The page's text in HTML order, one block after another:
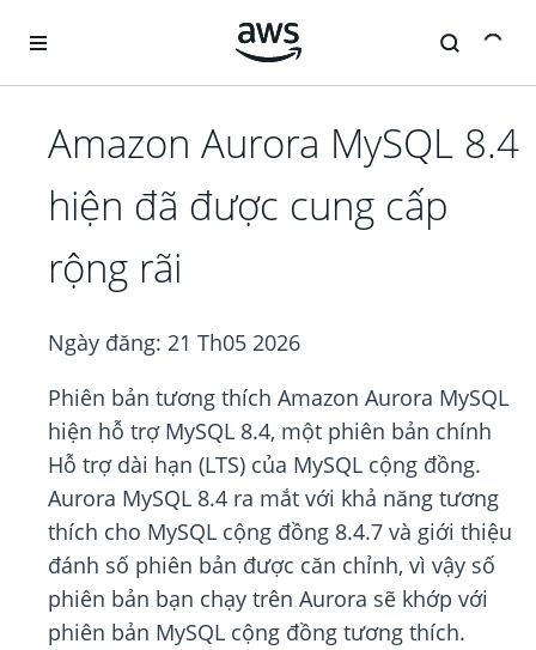
Amazon Aurora MySQL 8.4
hiện đã được cung cấp
rộng rãi
Ngày đăng: 21 Th05 2026
Phiên bản tương thích Amazon Aurora MySQL
hiện hỗ trợ MySQL 8.4, một phiên bản chính
Hỗ trợ dài hạn (LTS) của MySQL cộng đồng.
Aurora MySQL 8.4 ra mắt với khả năng tương
thích cho MySQL cộng đồng 8.4.7 và giới thiệu
đánh số phiên bản được căn chỉnh, vì vậy số
phiên bản bạn chạy trên Aurora sẽ khớp với
phiên bản MySQL cộng đồng tương thích.